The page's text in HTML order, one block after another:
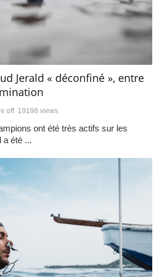
Jerald « déconfiné », entre
off 19198 views
ont été très actifs sur les
a été ...